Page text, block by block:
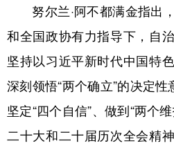
努尔兰·阿不都满金指出
和全国政协有力指导下，自
坚持以习近平新时代中国特
深刻领悟“两个确立”的决定性
坚定“四个自信”、做到“两个
二十大和二十届历次全会精